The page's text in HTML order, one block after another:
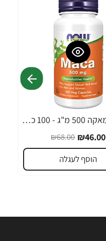
MACA מאקה 500 מ"ג - 100 כמוסות - מבית NOW FOODS
₪46.00
₪68.00
הוסף לעגלה